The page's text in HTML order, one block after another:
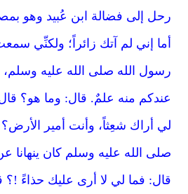
رحل إلى فضالة ابن عُبيد وهو
أما إني لم آتك زائراً؛ ولكنِّي
رسول الله صلى الله عليه
عندكم منه علمٌ. قال: وما هو؟
لي أراك شعِثاً، وأنت أمير
صلى الله عليه وسلم كان ينهانا
قال: فما لي لا أرى عليك حذاءً !؟